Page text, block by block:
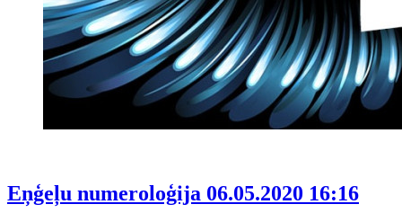
Eņģeļu numeroloģija 06.05.2020 16:16